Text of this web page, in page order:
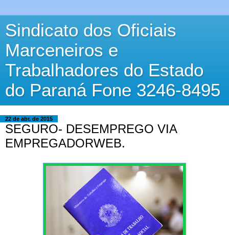
Sindicato dos Oficiais
Marceneiros e
Trabalhadores do Estado
do Paraná Fone 3246-8495
22 de abr. de 2015
SEGURO- DESEMPREGO VIA
EMPREGADORWEB.